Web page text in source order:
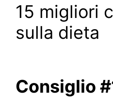
15 migliori
sulla dieta
Consiglio